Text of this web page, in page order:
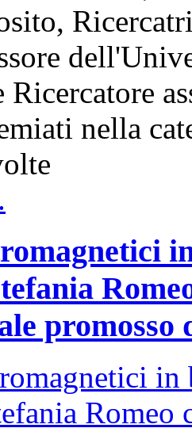
Ricercatore
nella
promosso